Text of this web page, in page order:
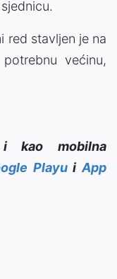
red stavljen je na
većinu,
i kao mobilna
PlayuiApp